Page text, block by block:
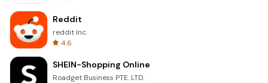
Reddit
reddit Inc.
4.6
SHEIN-Shopping Online
Roadget Business PTE. LTD.